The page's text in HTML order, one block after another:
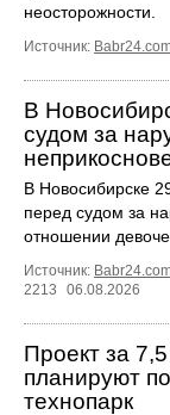
неосторожности.
Источник:
В
судом за
В Новосибирске
перед судом за
отношении
Источник:
2213
06.08.2026
Проект за
планируют
технопарк